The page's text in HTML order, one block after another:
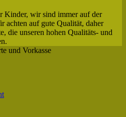
Kinder, wir sind immer auf der
achten auf gute Qualität, daher
die unseren hohen Qualitäts- und